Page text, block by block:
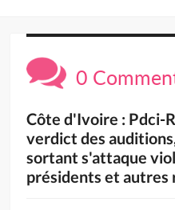
0
Côte d'Ivoire : Pdci-
verdict des
sortant s'attaque
présidents et autres